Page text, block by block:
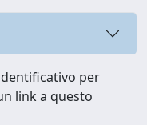
per
link a questo